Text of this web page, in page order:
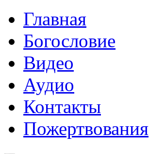
Главная
Богословие
Видео
Аудио
Контакты
Пожертвования